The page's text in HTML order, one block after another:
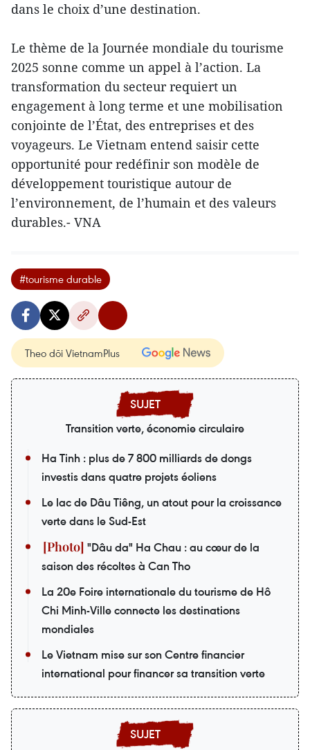
dans le choix d’une destination.
Le thème de la Journée mondiale du tourisme
2025 sonne comme un appel à l’action. La
transformation du secteur requiert un
engagement à long terme et une mobilisation
conjointe de l’État, des entreprises et des
voyageurs. Le Vietnam entend saisir cette
opportunité pour redéfinir son modèle de
développement touristique autour de
l’environnement, de l’humain et des valeurs
durables.- VNA
#tourisme durable
Theo dõi VietnamPlus
Transition verte, économie circulaire
Ha Tinh : plus de 7 800 milliards de dongs
investis dans quatre projets éoliens
Le lac de Dâu Tiêng, un atout pour la croissance
verte dans le Sud-Est
"Dâu da" Ha Chau : au cœur de la
saison des récoltes à Can Tho
La 20e Foire internationale du tourisme de Hô
Chi Minh-Ville connecte les destinations
mondiales
Le Vietnam mise sur son Centre financier
international pour financer sa transition verte